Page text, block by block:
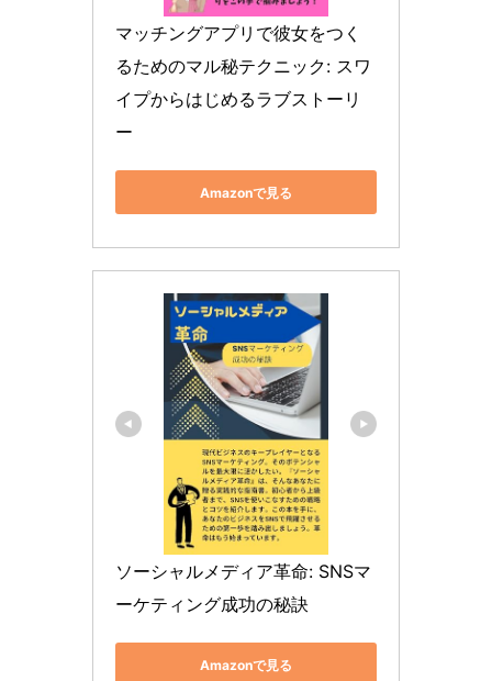
マッチングアプリで彼女をつく
るためのマル秘テクニック: スワ
イプからはじめるラブストーリ
ー
Amazonで見る
ソーシャルメディア革命: SNSマ
ーケティング成功の秘訣
Amazonで見る